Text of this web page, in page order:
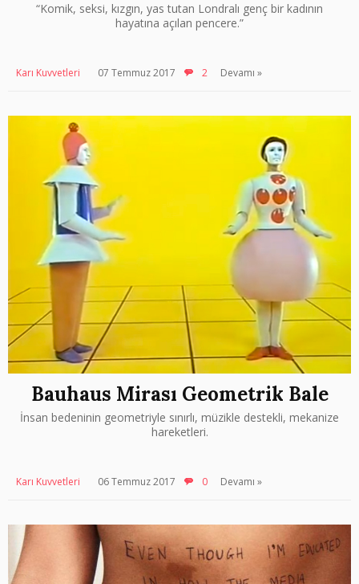
“Komik, seksi, kızgın, yas tutan Londralı genç bir kadının
hayatına açılan pencere.”
Karı Kuvvetleri 07 Temmuz 2017 2 Devamı »
Bauhaus Mirası Geometrik Bale
İnsan bedeninin geometriyle sınırlı, müzikle destekli, mekanize
hareketleri.
Karı Kuvvetleri 06 Temmuz 2017 0 Devamı »